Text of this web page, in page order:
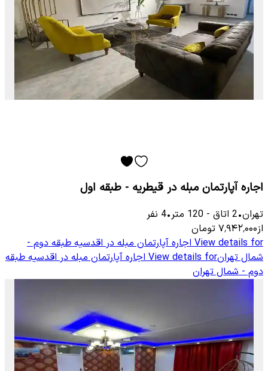
اجاره آپارتمان مبله در قیطریه - طبقه اول
تهران•
2 اتاق -
120 متر•
4 نفر
از۷٬۹۴۲٬۰۰۰ تومان
View details for اجاره آپارتمان مبله در اقدسیه طبقه دوم -
شمال تهرانView details for اجاره آپارتمان مبله در اقدسیه طبقه
دوم - شمال تهران